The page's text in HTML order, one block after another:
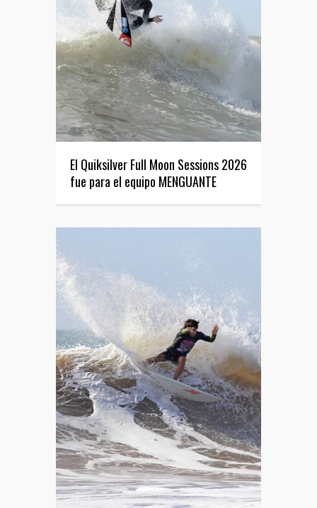
El Quiksilver Full Moon Sessions 2026
fue para el equipo MENGUANTE